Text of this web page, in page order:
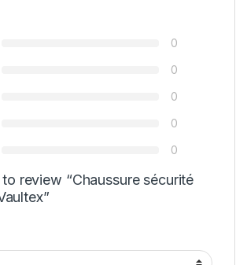
0
0
0
0
0
review “Chaussure sécurité